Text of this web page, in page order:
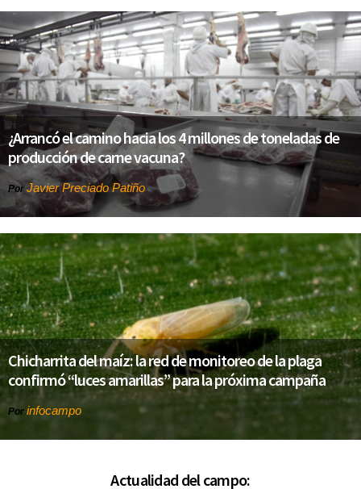
¿Arrancó el camino hacia los 4 millones de toneladas de
producción de carne vacuna?
Por Javier Preciado Patiño
Chicharrita del maíz: la red de monitoreo de la plaga
confirmó “luces amarillas” para la próxima campaña
Por infocampo
Actualidad del campo: